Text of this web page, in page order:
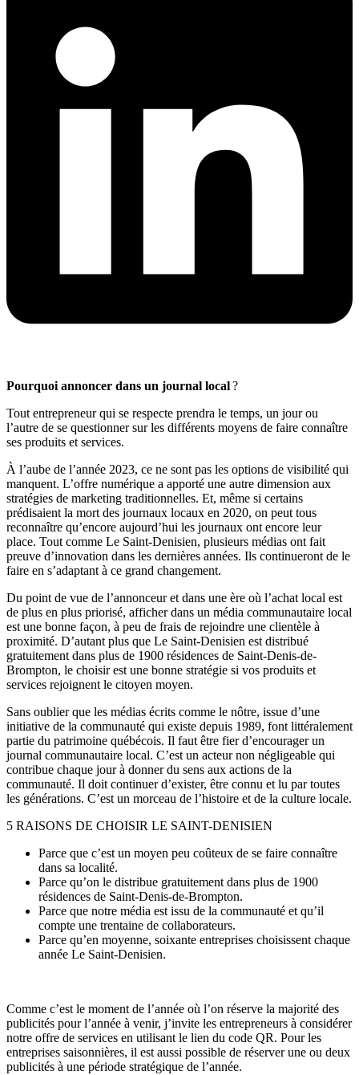
Pourquoi annoncer dans un journal local?
Tout entrepreneur qui se respecte prendra le temps, un jour ou
l’autre de se questionner sur les différents moyens de faire connaître
ses produits et services.
À l’aube de l’année 2023, ce ne sont pas les options de visibilité qui
manquent. L’offre numérique a apporté une autre dimension aux
stratégies de marketing traditionnelles. Et, même si certains
prédisaient la mort des journaux locaux en 2020, on peut tous
reconnaître qu’encore aujourd’hui les journaux ont encore leur
place. Tout comme Le Saint-Denisien, plusieurs médias ont fait
preuve d’innovation dans les dernières années. Ils continueront de le
faire en s’adaptant à ce grand changement.
Du point de vue de l’annonceur et dans une ère où l’achat local est
de plus en plus priorisé, afficher dans un média communautaire local
est une bonne façon, à peu de frais de rejoindre une clientèle à
proximité. D’autant plus que Le Saint-Denisien est distribué
gratuitement dans plus de 1900 résidences de Saint-Denis-de-
Brompton, le choisir est une bonne stratégie si vos produits et
services rejoignent le citoyen moyen.
Sans oublier que les médias écrits comme le nôtre, issue d’une
initiative de la communauté qui existe depuis 1989, font littéralement
partie du patrimoine québécois. Il faut être fier d’encourager un
journal communautaire local. C’est un acteur non négligeable qui
contribue chaque jour à donner du sens aux actions de la
communauté. Il doit continuer d’exister, être connu et lu par toutes
les générations. C’est un morceau de l’histoire et de la culture locale.
5 RAISONS DE CHOISIR LE SAINT-DENISIEN
Parce que c’est un moyen peu coûteux de se faire connaître
dans sa localité.
Parce qu’on le distribue gratuitement dans plus de 1900
résidences de Saint-Denis-de-Brompton.
Parce que notre média est issu de la communauté et qu’il
compte une trentaine de collaborateurs.
Parce qu’en moyenne, soixante entreprises choisissent chaque
année Le Saint-Denisien.
Comme c’est le moment de l’année où l’on réserve la majorité des
publicités pour l’année à venir, j’invite les entrepreneurs à considérer
notre offre de services en utilisant le lien du code QR. Pour les
entreprises saisonnières, il est aussi possible de réserver une ou deux
publicités à une période stratégique de l’année.